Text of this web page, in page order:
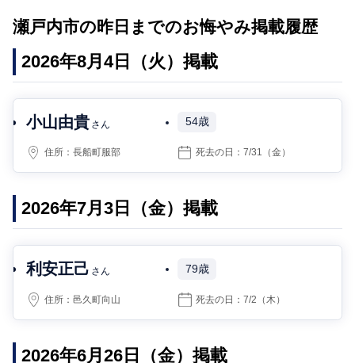
瀬戸内市の昨日までのお悔やみ掲載履歴
2026年8月4日（火）掲載
小山由貴 さん 54歳
住所：長船町服部 死去の日：7/31 （金）
2026年7月3日（金）掲載
利安正己 さん 79歳
住所：邑久町向山 死去の日：7/2 （木）
2026年6月26日（金）掲載